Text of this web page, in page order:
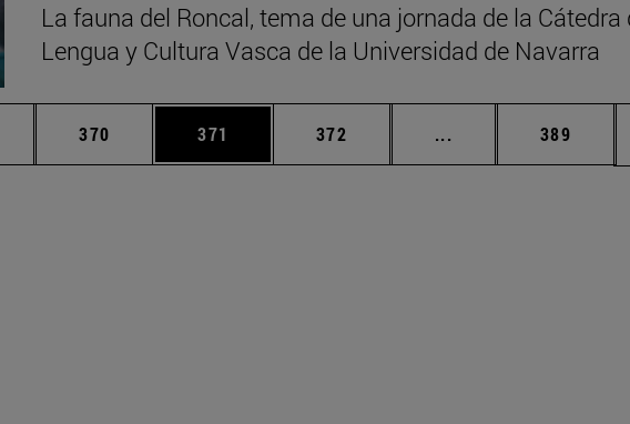
La fauna del Roncal, tema de una jornada de la Cátedra
Lengua y Cultura Vasca de la Universidad de Navarra
Páginas intermedias Use TAB para desplazarse.
Página
370 Página
371 Página
372 ... Páginas Página
389